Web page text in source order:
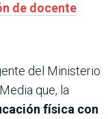
de docente
del Ministerio
que, la
física con